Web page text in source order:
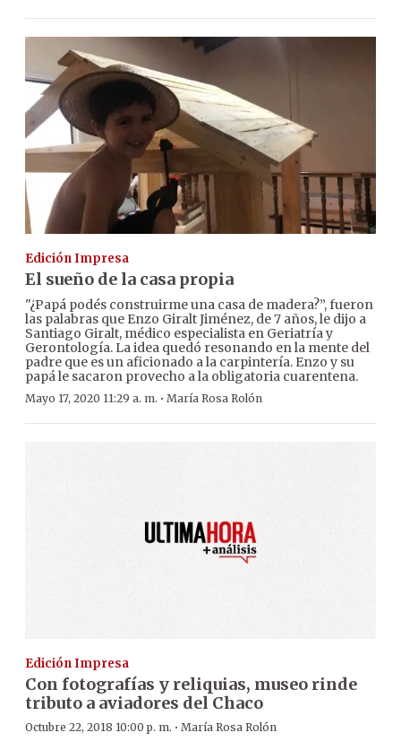
Edición Impresa
El sueño de la casa propia
"¿Papá podés construirme una casa de madera?”, fueron
las palabras que Enzo Giralt Jiménez, de 7 años, le dijo a
Santiago Giralt, médico especialista en Geriatría y
Gerontología. La idea quedó resonando en la mente del
padre que es un aficionado a la carpintería. Enzo y su
papá le sacaron provecho a la obligatoria cuarentena.
Mayo 17, 2020 11:29 a. m. · María Rosa Rolón
Edición Impresa
Con fotografías y reliquias, museo rinde
tributo a aviadores del Chaco
Octubre 22, 2018 10:00 p. m. · María Rosa Rolón